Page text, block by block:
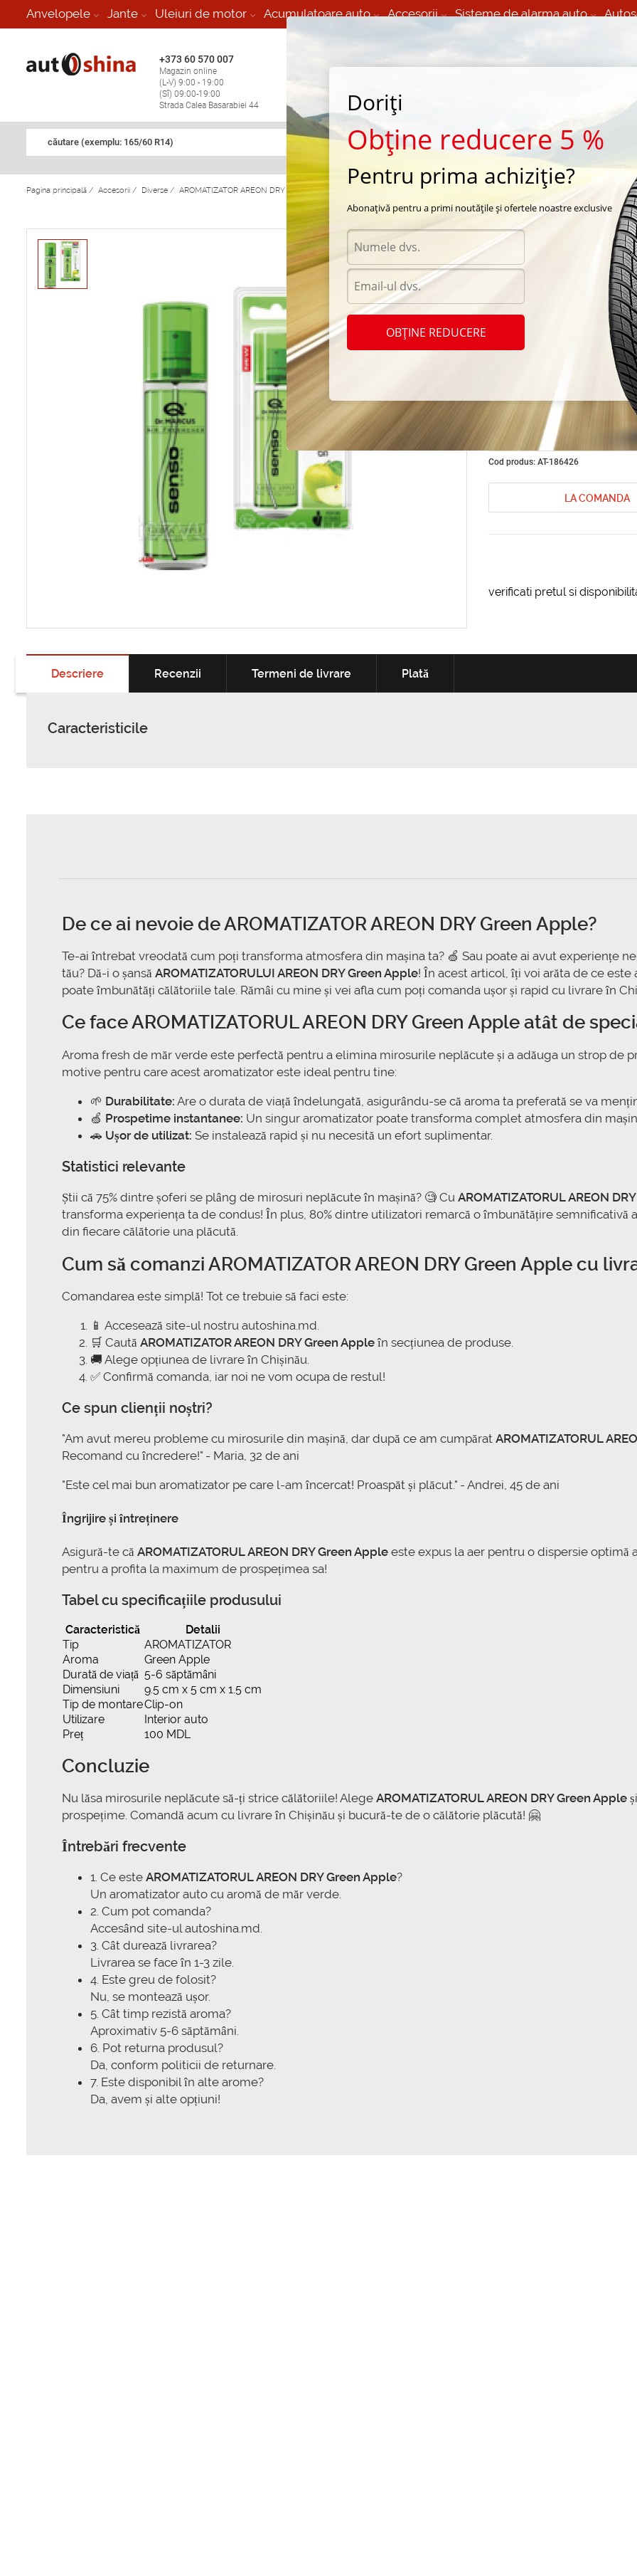
Anvelopele Jante Uleiuri de motor Acumulatoare auto Accesorii Sisteme de alarma auto
+373 60 570 007
Magazin online
(L-V) 9:00 - 19:00
(Sî) 09:00-19:00
Strada Calea Basarabiei 44
Vulcanizare Mobila 24/7 non
căutare (exemplu: 165/60 R14)
Pagina principală / Accesorii / Diverse / AROMATIZATOR AREON DRY Green Apple
Apple
Cod produs: AT-186426
LA COMANDA
verificati pretul si
Descriere Recenzii Termeni de livrare Plată
Caracteristicile
De ce ai nevoie deAROMATIZATOR AREON DRY Green Apple?
Te-ai întrebat vreodată cum poți transforma atmosfera din mașina ta? 🍏 Sau poate ai avut experiențe
tău? Dă-i o șansă AROMATIZATORULUI AREON DRY Green Apple! În acest articol, îți voi arăta de ce
poate îmbunătăți călătoriile tale. Rămâi cu mine și vei afla cum poți comanda ușor și rapid cu livrare în
Ce faceAROMATIZATORUL AREON DRY Green Apple atât de
Aroma fresh de măr verde este perfectă pentru a elimina mirosurile neplăcute și a adăuga un strop de
motive pentru care acest aromatizator este ideal pentru tine:
🌱 Durabilitate: Are o durata de viață îndelungată, asigurându-se că aroma ta preferată se va
🍏 Prospetime instantanee: Un singur aromatizator poate transforma complet atmosfera din
🚗 Ușor de utilizat: Se instalează rapid și nu necesită un efort suplimentar.
Statistici relevante
Știi că 75% dintre șoferi se plâng de mirosuri neplăcute în mașină? 🧐 Cu AROMATIZATORUL AREON
transforma experiența ta de condus! În plus, 80% dintre utilizatori remarcă o îmbunătățire
din fiecare călătorie una plăcută.
Cum să comanzi AROMATIZATOR AREON DRY Green Apple cu
Comandarea este simplă! Tot ce trebuie să faci este:
📱 Accesează site-ul nostru autoshina.md.
🛒 Caută AROMATIZATOR AREON DRY Green Appleîn secțiunea de produse.
🚚 Alege opțiunea de livrare în Chișinău.
✅ Confirmă comanda, iar noi ne vom ocupa de restul!
Ce spun clienții noștri?
"Am avut mereu probleme cu mirosurile din mașină, dar după ce am cumpărat AROMATIZATORUL
Recomand cu încredere!" - Maria, 32 de ani
"Este cel mai bun aromatizator pe care l-am încercat! Proaspăt și plăcut." - Andrei, 45 de ani
Îngrijire și întreținere
Asigură-te că AROMATIZATORUL AREON DRY Green Apple este expus la aer pentru o dispersie
pentru a profita la maximum de prospețimea sa!
Tabel cu specificațiile produsului
Caracteristică
Detalii
Tip
AROMATIZATOR
Aroma
Green Apple
Durată de viață 5-6 săptămâni
Dimensiuni
9.5 cm x 5 cm x 1.5 cm
Tip de montareClip-on
Utilizare
Interior auto
Preț
100 MDL
Concluzie
Nu lăsa mirosurile neplăcute să-ți strice călătoriile! Alege AROMATIZATORUL AREON DRY Green Apple
prospețime. Comandă acum cu livrare în Chișinău și bucură-te de o călătorie plăcută! 🤗
Întrebări frecvente
1. Ce este AROMATIZATORUL AREON DRY Green Apple?
Un aromatizator auto cu aromă de măr verde.
2. Cum pot comanda?
Accesând site-ul autoshina.md.
3. Cât durează livrarea?
Livrarea se face în 1-3 zile.
4. Este greu de folosit?
Nu, se montează ușor.
5. Cât timp rezistă aroma?
Aproximativ 5-6 săptămâni.
6. Pot returna produsul?
Da, conform politicii de returnare.
7. Este disponibil în alte arome?
Da, avem și alte opțiuni!
Doriți
Obține reducere 5 %
Pentru prima achiziție?
Abonațivă pentru a primi noutățile și ofertele noastre exclusive
OBȚINE REDUCERE